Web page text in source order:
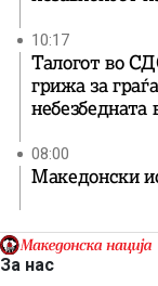
10:17
Талогот во
грижа за
небезбедната
08:00
Македонски
За нас